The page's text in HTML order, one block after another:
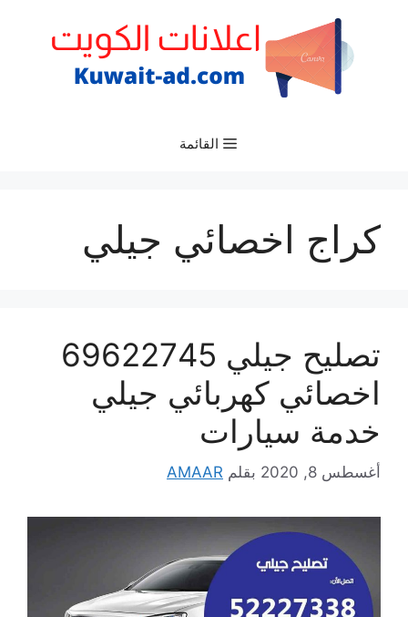
القائمة
كراج اخصائي جيلي
تصليح جيلي 69622745
اخصائي كهربائي جيلي
خدمة سيارات
أغسطس 8, 2020 بقلم AMAAR